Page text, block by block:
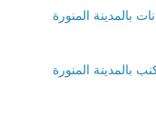
بالمدينة المنورة
بالمدينة المنورة